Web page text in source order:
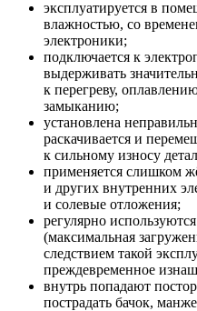
эксплуатируется в
влажностью, со
электроники;
подключается к
выдерживать
к перегреву,
замыканию;
установлена
раскачивается и
к сильному износу
применяется слишком
и других внутренних
и солевые отложения;
регулярно
(максимальная
следствием такой
преждевременное
внутрь попадают
пострадать бачок,